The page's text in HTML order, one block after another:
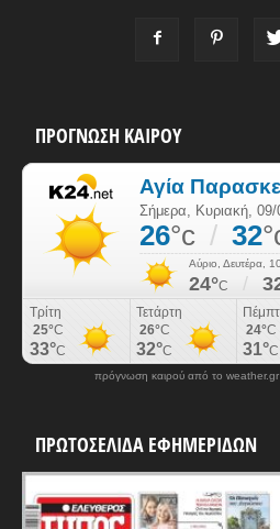
ΠΡΟΓΝΩΣΗ ΚΑΙΡΟΥ
πρόγνωση καιρού από το weather.gr
ΠΡΩΤΟΣΕΛΙΔΑ ΕΦΗΜΕΡΙΔΩΝ